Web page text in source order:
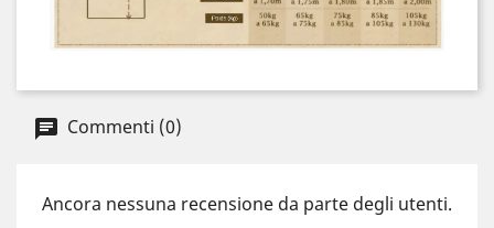
Commenti (0)
Ancora nessuna recensione da parte degli utenti.